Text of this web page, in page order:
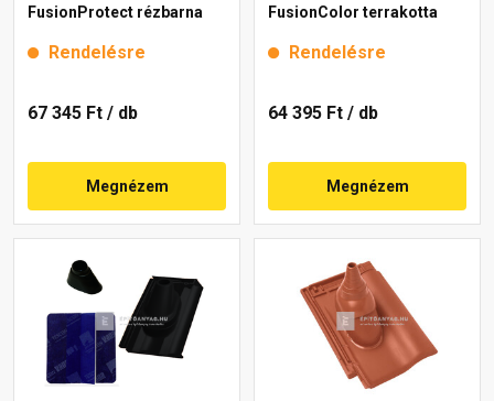
FusionProtect rézbarna
Rendelésre
67 345 Ft / db
Megnézem
FusionColor terrakotta
Rendelésre
64 395 Ft / db
Megnézem